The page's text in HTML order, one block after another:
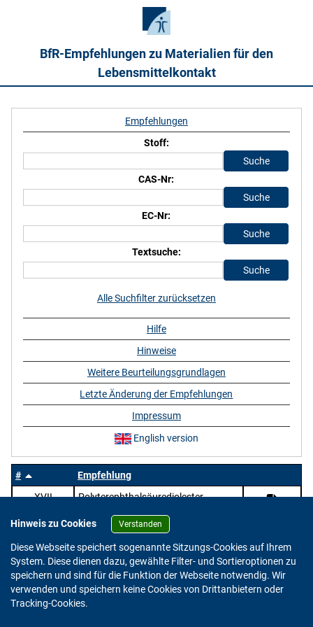
BfR-Empfehlungen zu Materialien für den
Lebensmittelkontakt
#
Empfehlung
XVII
Polyterephthalsäurediolester
Empfehlungen
Stoff:
CAS-Nr:
EC-Nr:
Textsuche:
Alle Suchfilter zurücksetzen
Hilfe
Hinweise
Weitere Beurteilungsgrundlagen
Letzte Änderung der Empfehlungen
Impressum
English version
Hinweis zu Cookies Verstanden
Diese Webseite speichert sogenannte Sitzungs-Cookies auf Ihrem
System. Diese dienen dazu, gewählte Filter- und Sortieroptionen zu
speichern und sind für die Funktion der Webseite notwendig. Wir
verwenden und speichern keine Cookies von Drittanbietern oder
Tracking-Cookies.